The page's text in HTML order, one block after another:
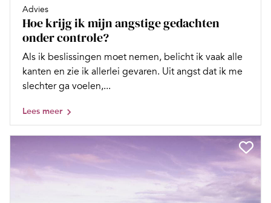
Advies
Hoe krijg ik mijn angstige gedachten
onder controle?
Als ik beslissingen moet nemen, belicht ik vaak alle
kanten en zie ik allerlei gevaren. Uit angst dat ik me
slechter ga voelen,...
Lees meer